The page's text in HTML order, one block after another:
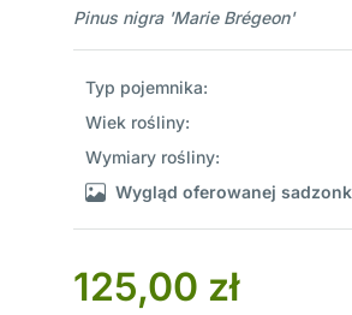
Pinus nigra 'Marie Brégeon'
Typ pojemnika:
Wiek rośliny:
Wymiary rośliny:
Wygląd oferowanej
125,00 zł